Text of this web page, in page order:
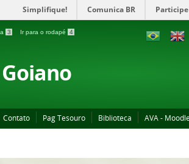
Simplifique! Comunica BR Participe
3 Ir para o rodapé 4
Contato Pag Tesouro Biblioteca AVA -